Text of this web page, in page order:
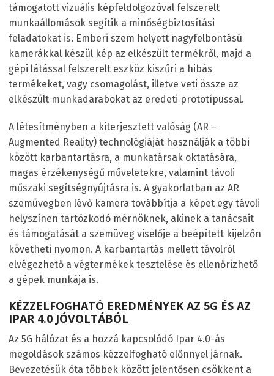
támogatott vizuális képfeldolgozóval felszerelt
munkaállomások segítik a minőségbiztosítási
feladatokat is. Emberi szem helyett nagyfelbontású
kamerákkal készül kép az elkészült termékről, majd a
gépi látással felszerelt eszköz kiszűri a hibás
termékeket, vagy csomagolást, illetve veti össze az
elkészült munkadarabokat az eredeti prototípussal.
A létesítményben a kiterjesztett valóság (AR –
Augmented Reality) technológiáját használják a többi
között karbantartásra, a munkatársak oktatására,
magas érzékenységű műveletekre, valamint távoli
műszaki segítségnyújtásra is. A gyakorlatban az AR
szemüvegben lévő kamera továbbítja a képet egy távoli
helyszínen tartózkodó mérnöknek, akinek a tanácsait
és támogatását a szemüveg viselője a beépített kijelzőn
követheti nyomon. A karbantartás mellett távolról
elvégezhető a végtermékek tesztelése és ellenőrizhető
a gépek munkája is.
KÉZZELFOGHATÓ EREDMÉNYEK AZ 5G ÉS AZ
IPAR 4.0 JÓVOLTÁBÓL
Az 5G hálózat és a hozzá kapcsolódó Ipar 4.0-ás
megoldások számos kézzelfogható előnnyel járnak.
Bevezetésük óta többek között jelentősen csökkent a